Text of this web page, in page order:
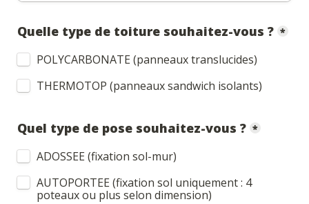
Quelle type de toiture souhaitez-vous ? *
POLYCARBONATE (panneaux translucides)
Quel type de pose souhaitez-vous ? *
ADOSSEE (fixation sol-mur)
AUTOPORTEE (fixation sol uniquement : 4
poteaux ou plus selon dimension)